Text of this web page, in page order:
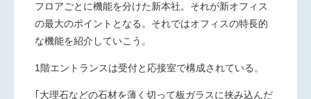
フロアごとに機能を分けた新本社。それが新オフィス
の最大のポイントとなる。それではオフィスの特長的
な機能を紹介していこう。
1階エントランスは受付と応接室で構成されている。
｢大理石などの石材を薄く切って板ガラスに挟み込んだ